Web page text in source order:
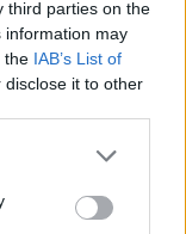
third parties on the
information may
the IAB’s List of
it to other